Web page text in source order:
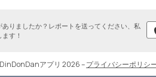
りましたか？レポートを送ってください、私
す！
アプリ 2026–プライバシーポリシ